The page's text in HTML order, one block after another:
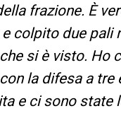
frazione. È
colpito due pali
si è visto. Ho
la difesa a tre
e ci sono state